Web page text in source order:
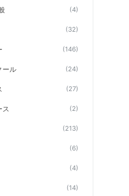
(4)
(32)
(146)
ール (24)
(27)
ス (2)
(213)
(6)
(4)
(14)